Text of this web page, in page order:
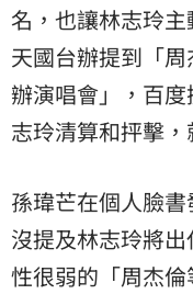
名，也讓林志玲
天國台辦提到「
辦演唱會」，百
志玲清算和抨擊
孫瑋芒在個人臉
沒提及林志玲將
性很弱的「周杰